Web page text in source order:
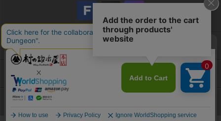
会社概要
お問い合わせ
特定商取引法に基づく表示